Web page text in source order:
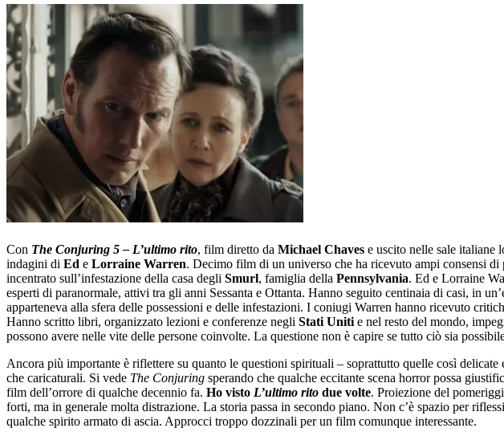
Con The Conjuring 5 – L’ultimo rito, film diretto da Michael Chaves e uscito nelle sale italiane
indagini di Ed e Lorraine Warren. Decimo film di un universo che ha ricevuto ampi consensi
incentrato sull’infestazione della casa degli Smurl, famiglia della Pennsylvania. Ed e Lorraine
esperti di paranormale, attivi tra gli anni Sessanta e Ottanta. Hanno seguito centinaia di casi, in
apparteneva alla sfera delle possessioni e delle infestazioni. I coniugi Warren hanno ricevuto
Hanno scritto libri, organizzato lezioni e conferenze negli Stati Uniti e nel resto del mondo,
possono avere nelle vite delle persone coinvolte. La questione non è capire se tutto ciò sia
Ancora più importante è riflettere su quanto le questioni spirituali – soprattutto quelle così
che caricaturali. Si vede The Conjuring sperando che qualche eccitante scena horror possa
film dell’orrore di qualche decennio fa. Ho visto L’ultimo rito due volte. Proiezione del
forti, ma in generale molta distrazione. La storia passa in secondo piano. Non c’è spazio per
qualche spirito armato di ascia. Approcci troppo dozzinali per un film comunque interessante.